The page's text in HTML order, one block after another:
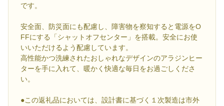
です。
安全面、防災面にも配慮し、障害物を察知すると電源をO
FFにする「シャットオフセンター」を搭載。安全にお使
いいただけるよう配慮しています。
高性能かつ洗練されたおしゃれなデザインのアラジンヒー
ターを手に入れて、暖かく快適な毎日をお過ごしくださ
い。
●この返礼品においては、設計書に基づく１次製造は市外